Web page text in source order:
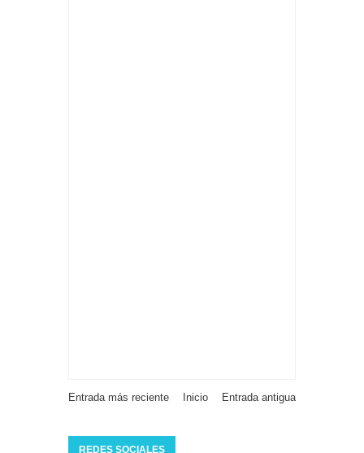
Entrada más reciente Entrada antigua
Inicio
REDES SOCIALES